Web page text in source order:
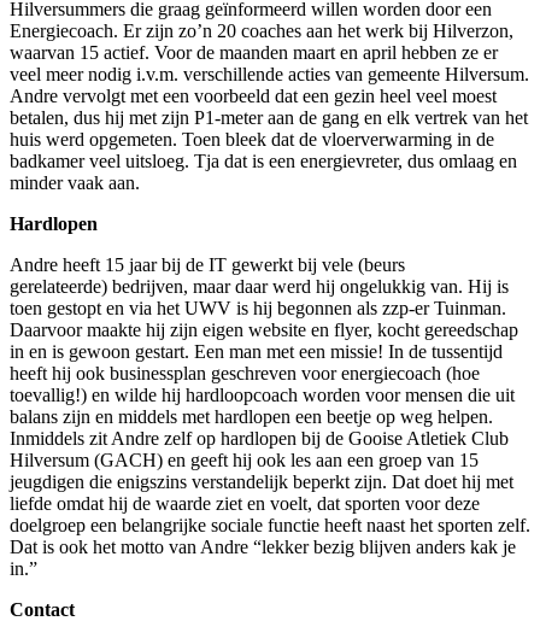
Hilversummers die graag geïnformeerd willen worden door een
Energiecoach. Er zijn zo’n 20 coaches aan het werk bij Hilverzon,
waarvan 15 actief. Voor de maanden maart en april hebben ze er
veel meer nodig i.v.m. verschillende acties van gemeente Hilversum.
Andre vervolgt met een voorbeeld dat een gezin heel veel moest
betalen, dus hij met zijn P1-meter aan de gang en elk vertrek van het
huis werd opgemeten. Toen bleek dat de vloerverwarming in de
badkamer veel uitsloeg. Tja dat is een energievreter, dus omlaag en
minder vaak aan.
Hardlopen
Andre heeft 15 jaar bij de IT gewerkt bij vele (beurs
gerelateerde) bedrijven, maar daar werd hij ongelukkig van. Hij is
toen gestopt en via het UWV is hij begonnen als zzp-er Tuinman.
Daarvoor maakte hij zijn eigen website en flyer, kocht gereedschap
in en is gewoon gestart. Een man met een missie! In de tussentijd
heeft hij ook businessplan geschreven voor energiecoach (hoe
toevallig!) en wilde hij hardloopcoach worden voor mensen die uit
balans zijn en middels met hardlopen een beetje op weg helpen.
Inmiddels zit Andre zelf op hardlopen bij de Gooise Atletiek Club
Hilversum (GACH) en geeft hij ook les aan een groep van 15
jeugdigen die enigszins verstandelijk beperkt zijn. Dat doet hij met
liefde omdat hij de waarde ziet en voelt, dat sporten voor deze
doelgroep een belangrijke sociale functie heeft naast het sporten zelf.
Dat is ook het motto van Andre “lekker bezig blijven anders kak je
in.”
Contact